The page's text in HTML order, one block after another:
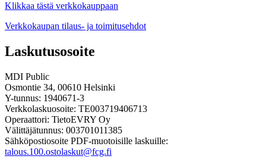
Klikkaa tästä verkkokauppaan
Verkkokaupan tilaus- ja toimitusehdot
Laskutusosoite
MDI Public
Osmontie 34, 00610 Helsinki
Y-tunnus: 1940671-3
Verkkolaskuosoite: TE003719406713
Operaattori: TietoEVRY Oy
Välittäjätunnus: 003701011385
Sähköpostiosoite PDF-muotoisille laskuille:
talous.100.ostolaskut@fcg.fi